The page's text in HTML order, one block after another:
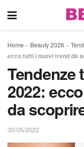
Home » Beauty 2026 »
ecco tutti i nuovi trend da
Tendenze
2022:
da
30/05/2022